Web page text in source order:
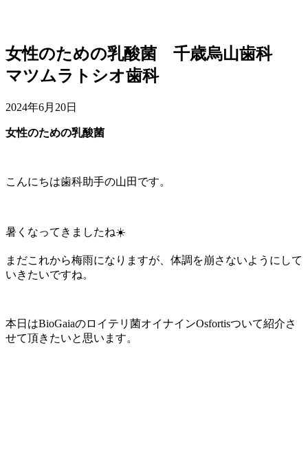
女性のための乳酸菌 千歳烏山歯科
マツムラトシオ歯科
2024年6月20日
女性のための乳酸菌
こんにちは歯科助手の山田です。
暑くなってきましたね☀️
まだこれから梅雨になりますが、体調を崩さないようにして
いきたいですね。
本日はBioGaiaのロイテリ菌オイナインOsfortisついて紹介さ
せて頂きたいと思います。